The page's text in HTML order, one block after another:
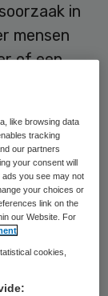
in
mensen
of een
Bijna
in
dat
een
like browsing data
tracking
our partners
your consent will
you see may not
your choices or
link on the
our Website. For
cookies,